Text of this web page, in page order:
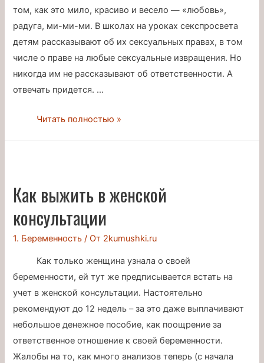
том, как это мило, красиво и весело — «любовь»,
радуга, ми-ми-ми. В школах на уроках секспросвета
детям рассказывают об их сексуальных правах, в том
числе о праве на любые сексуальные извращения. Но
никогда им не рассказывают об ответственности. А
отвечать придется. …
О
уроках
секспросвета
Читать полностью »
Как выжить в женской
консультации
1. Беременность / От 2kumushki.ru
Как только женщина узнала о своей
беременности, ей тут же предписывается встать на
учет в женской консультации. Настоятельно
рекомендуют до 12 недель – за это даже выплачивают
небольшое денежное пособие, как поощрение за
ответственное отношение к своей беременности.
Жалобы на то, как много анализов теперь (с начала